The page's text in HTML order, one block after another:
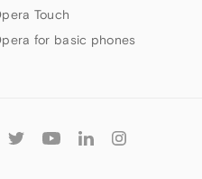
Touch
for basic phones